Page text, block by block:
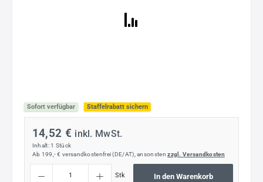
Sofort verfügbar Staffelrabatt sichern
14,52 € inkl. MwSt.
Inhalt: 1 Stück
Ab 199,- € versandkostenfrei (DE/AT), ansonstenzzgl. Versandkosten
Stk In den Warenkorb